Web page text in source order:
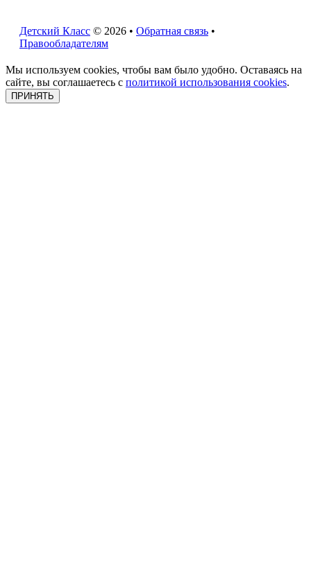
Детский Класс © 2026 • Обратная связь •
Правообладателям
Мы используем cookies, чтобы вам было удобно. Оставаясь на
сайте, вы соглашаетесь с политикой использования cookies.
ПРИНЯТЬ